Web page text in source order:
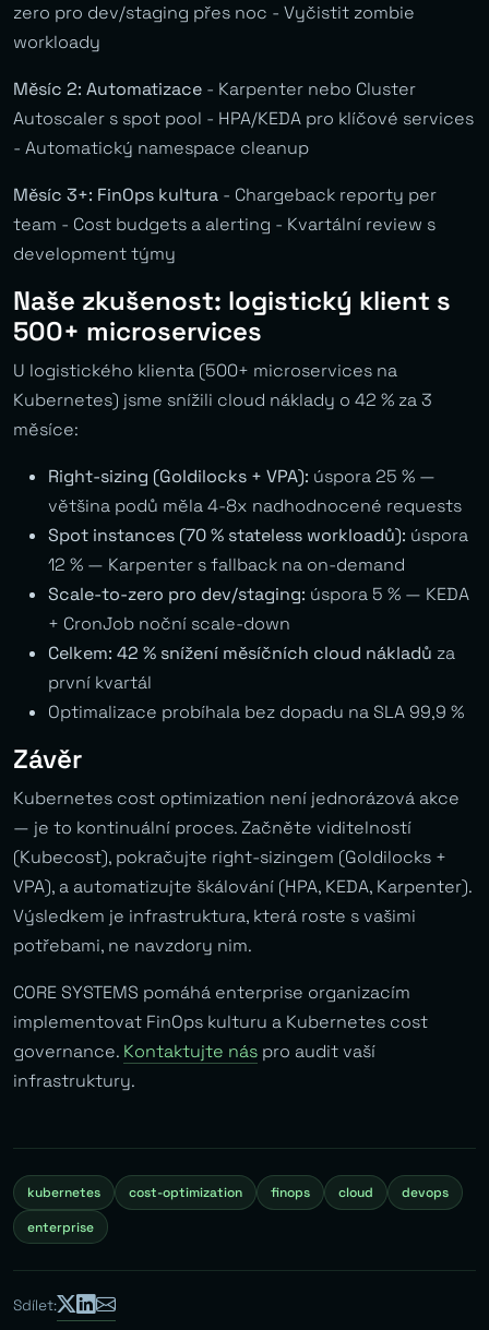
zero pro dev/staging přes noc - Vyčistit zombie
workloady
Měsíc 2: Automatizace - Karpenter nebo Cluster
Autoscaler s spot pool - HPA/KEDA pro klíčové services
- Automatický namespace cleanup
Měsíc 3+: FinOps kultura - Chargeback reporty per
team - Cost budgets a alerting - Kvartální review s
development týmy
Naše zkušenost: logistický klient s
500+ microservices
U logistického klienta (500+ microservices na
Kubernetes) jsme snížili cloud náklady o 42 % za 3
měsíce:
Right-sizing (Goldilocks + VPA): úspora 25 % —
většina podů měla 4-8x nadhodnocené requests
Spot instances (70 % stateless workloadů): úspora
12 % — Karpenter s fallback na on-demand
Scale-to-zero pro dev/staging: úspora 5 % — KEDA
+ CronJob noční scale-down
Celkem: 42 % snížení měsíčních cloud nákladů za
první kvartál
Optimalizace probíhala bez dopadu na SLA 99,9 %
Závěr
Kubernetes cost optimization není jednorázová akce
— je to kontinuální proces. Začněte viditelností
(Kubecost), pokračujte right-sizingem (Goldilocks +
VPA), a automatizujte škálování (HPA, KEDA, Karpenter).
Výsledkem je infrastruktura, která roste s vašimi
potřebami, ne navzdory nim.
CORE SYSTEMS pomáhá enterprise organizacím
implementovat FinOps kulturu a Kubernetes cost
governance. Kontaktujte nás pro audit vaší
infrastruktury.
kubernetes cost-optimization finops cloud
devops
enterprise
Sdílet: